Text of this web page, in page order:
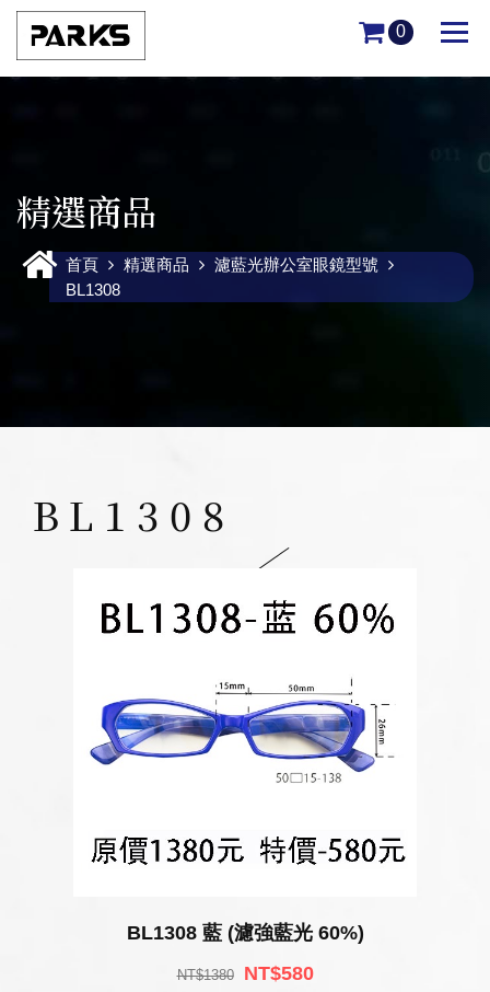
0
精選商品
首頁 精選商品
濾藍光辦公室眼鏡型號
BL1308
BL1308
BL1308 藍 (濾強藍光 60%)
NT$1380 NT$580